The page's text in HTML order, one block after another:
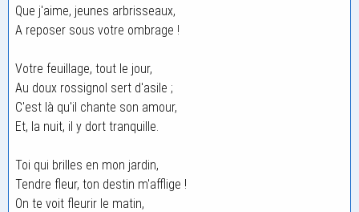
Que j'aime, jeunes arbrisseaux,
A reposer sous votre ombrage !
Votre feuillage, tout le jour,
Au doux rossignol sert d'asile ;
C'est là qu'il chante son amour,
Et, la nuit, il y dort tranquille.
Toi qui brilles en mon jardin,
Tendre fleur, ton destin m'afflige !
On te voit fleurir le matin,